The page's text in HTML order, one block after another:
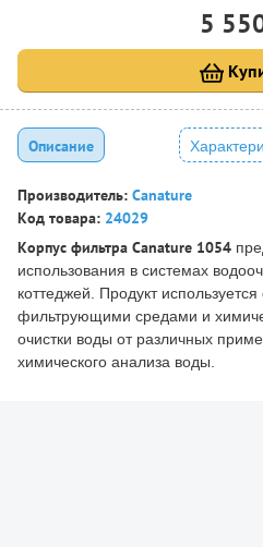
5
Описание
Производитель: Canature
Код товара: 24029
Корпус фильтра Canature 1054
использования в системах
коттеджей. Продукт
фильтрующими средами и
очистки воды от различных
химического анализа воды.